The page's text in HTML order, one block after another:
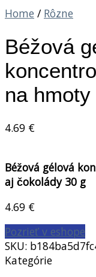
Home / Rôzne
Béžová
na
4.69 €
Béžová gélová
aj čokolády 30 g
4.69 €
Pozrieť v eshope
SKU:
Kategórie